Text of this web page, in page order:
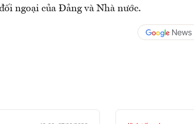
ngoại của Đảng và Nhà nước.